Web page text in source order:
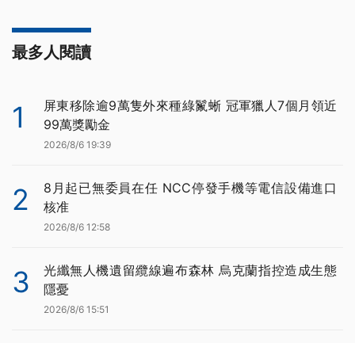
最多人閱讀
1
屏東移除逾9萬隻外來種綠鬣蜥 冠軍獵人7個月領近
99萬獎勵金
2026/8/6 19:39
2
8月起已無委員在任 NCC停發手機等電信設備進口
核准
2026/8/6 12:58
3
光纖無人機遺留纜線遍布森林 烏克蘭指控造成生態
隱憂
2026/8/6 15:51